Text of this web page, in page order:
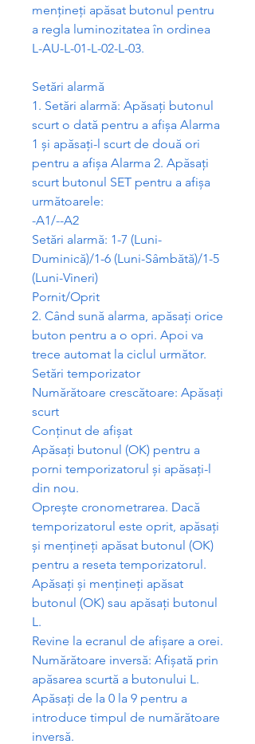
mențineți apăsat butonul pentru
a regla luminozitatea în ordinea
L-AU-L-01-L-02-L-03.
Setări alarmă
1. Setări alarmă: Apăsați butonul
scurt o dată pentru a afișa Alarma
1 și apăsați-l scurt de două ori
pentru a afișa Alarma 2. Apăsați
scurt butonul SET pentru a afișa
următoarele:
-A1/--A2
Setări alarmă: 1-7 (Luni-
Duminică)/1-6 (Luni-Sâmbătă)/1-5
(Luni-Vineri)
Pornit/Oprit
2. Când sună alarma, apăsați orice
buton pentru a o opri. Apoi va
trece automat la ciclul următor.
Setări temporizator
Numărătoare crescătoare: Apăsați
scurt
Conținut de afișat
Apăsați butonul (OK) pentru a
porni temporizatorul și apăsați-l
din nou.
Oprește cronometrarea. Dacă
temporizatorul este oprit, apăsați
și mențineți apăsat butonul (OK)
pentru a reseta temporizatorul.
Apăsați și mențineți apăsat
butonul (OK) sau apăsați butonul
L.
Revine la ecranul de afișare a orei.
Numărătoare inversă: Afișată prin
apăsarea scurtă a butonului L.
Apăsați de la 0 la 9 pentru a
introduce timpul de numărătoare
inversă.